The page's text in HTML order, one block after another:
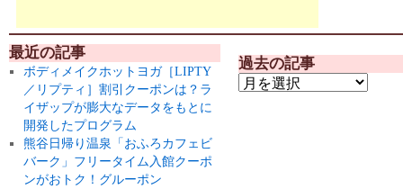
最近の記事
ボディメイクホットヨガ［LIPTY
／リプティ］割引クーポンは？ラ
イザップが膨大なデータをもとに
開発したプログラム
熊谷日帰り温泉「おふろカフェビ
バーク」フリータイム入館クーポ
ンがおトク！グルーポン
過去の記事